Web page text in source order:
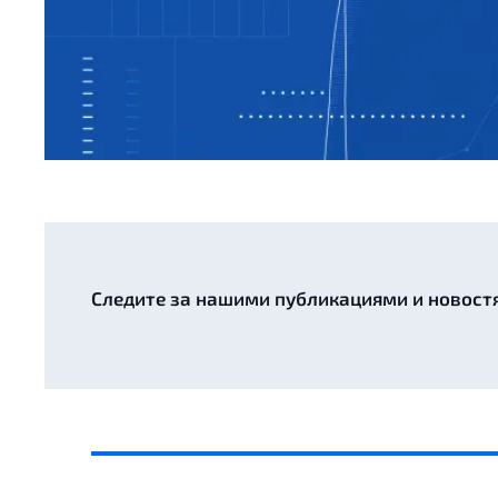
Следите за нашими публикациями и